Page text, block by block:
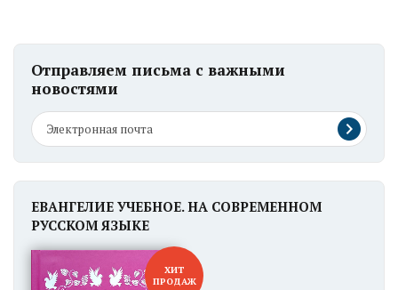
Отправляем письма с важными
новостями
ЕВАНГЕЛИЕ УЧЕБНОЕ. НА СОВРЕМЕННОМ
РУССКОМ ЯЗЫКЕ
ХИТ
ПРОДАЖ